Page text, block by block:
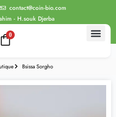
contact@coin-bio.com
- H.souk Djerba
0
Bsissa Sorgho